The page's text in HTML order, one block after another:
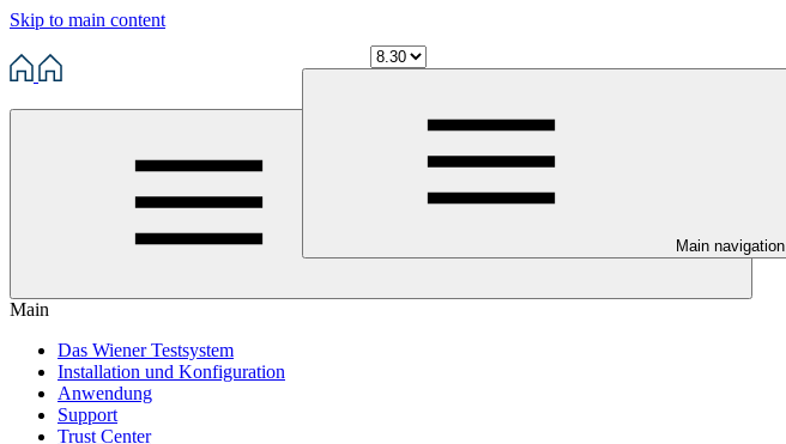
Skip to main content
Main navigation
Main
Das Wiener Testsystem
Installation und Konfiguration
Anwendung
Support
Trust Center